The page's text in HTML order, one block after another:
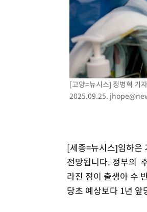
외신들도 주목한 韓축구 파문
11시간 압수수색에 성접대
[속보]규제합리화위원회 부위원
[고양=뉴시스] 정병혁 기
2025.09.25.
[세종=뉴시스]임하은
전망됩니다. 정부의
라진 점이 출생아 수
당초 예상보다 1년